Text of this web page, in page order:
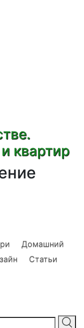
квартир
Домашний
Статьи